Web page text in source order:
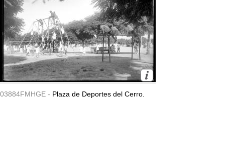
03884FMHGE - Plaza de Deportes del Cerro.